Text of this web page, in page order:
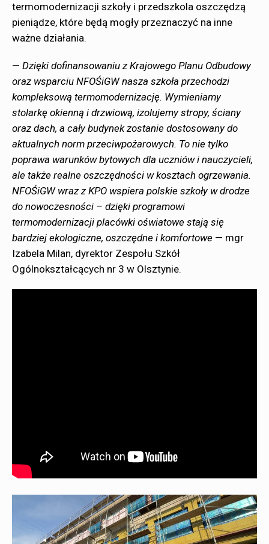
termomodernizacji szkoły i przedszkola oszczędzą
pieniądze, które będą mogły przeznaczyć na inne
ważne działania.
— Dzięki dofinansowaniu z Krajowego Planu Odbudowy
oraz wsparciu NFOŚiGW nasza szkoła przechodzi
kompleksową termomodernizację. Wymieniamy
stolarkę okienną i drzwiową, izolujemy stropy, ściany
oraz dach, a cały budynek zostanie dostosowany do
aktualnych norm przeciwpożarowych. To nie tylko
poprawa warunków bytowych dla uczniów i nauczycieli,
ale także realne oszczędności w kosztach ogrzewania.
NFOŚiGW wraz z KPO wspiera polskie szkoły w drodze
do nowoczesności – dzięki programowi
termomodernizacji placówki oświatowe stają się
bardziej ekologiczne, oszczędne i komfortowe — mgr
Izabela Milan, dyrektor Zespołu Szkół
Ogólnokształcących nr 3 w Olsztynie.